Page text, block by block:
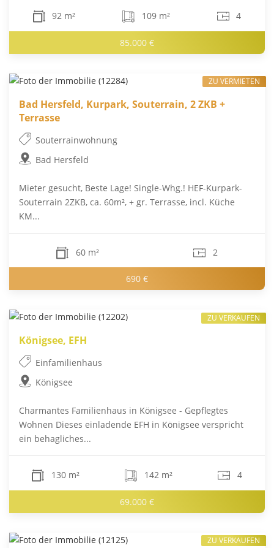
92 m² 109 m² 4
85.000 €
Bad Hersfeld, Kurpark, Souterrain, 2 ZKB +
Terrasse
Souterrainwohnung
Bad Hersfeld
Mieter gesucht, Beste Lage! Single-Whg.! HEF-Kurpark-
Souterrain 2ZKB, ca. 60m², + gr. Terrasse, incl. Küche
KM...
60 m² 2
690 €
ZU VERMIETEN
Königsee, EFH
Einfamilienhaus
Königsee
Charmantes Familienhaus in Königsee - Gepflegtes
Wohnen Dieses einladende EFH in Königsee verspricht
ein behagliches...
130 m² 142 m² 4
69.000 €
ZU VERKAUFEN
ZU VERKAUFEN